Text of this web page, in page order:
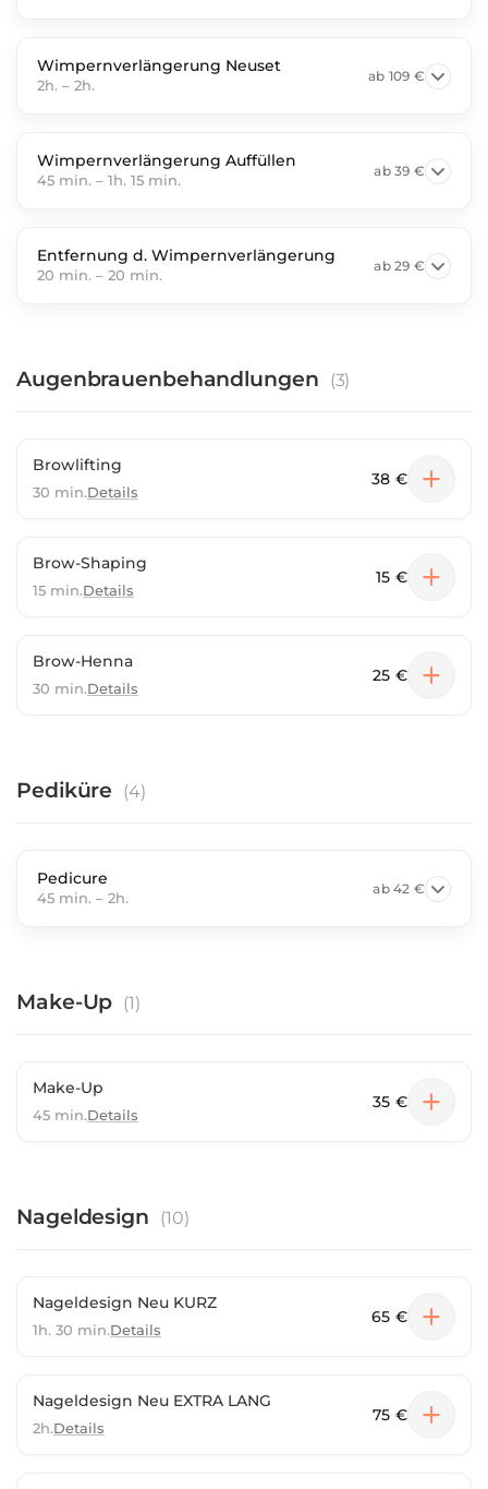
Wimpernverlängerung Neuset
2h. – 2h.
ab 109 €
Wimpernverlängerung Auffüllen
45 min. – 1h. 15 min.
ab39 €
Entfernung d. Wimpernverlängerung
20 min. – 20 min.
ab29 €
Augenbrauenbehandlungen (3)
Browlifting
30 min.Details
38 €
Brow-Shaping
15 min.Details
15 €
Brow-Henna
30 min.Details
25 €
Pediküre (4)
Pedicure
45 min. – 2h.
ab42 €
Make-Up (1)
Make-Up
45 min.Details
35 €
Nageldesign (10)
Nageldesign Neu KURZ
1h. 30 min.Details
65 €
Nageldesign Neu EXTRA LANG
2h.Details
75 €